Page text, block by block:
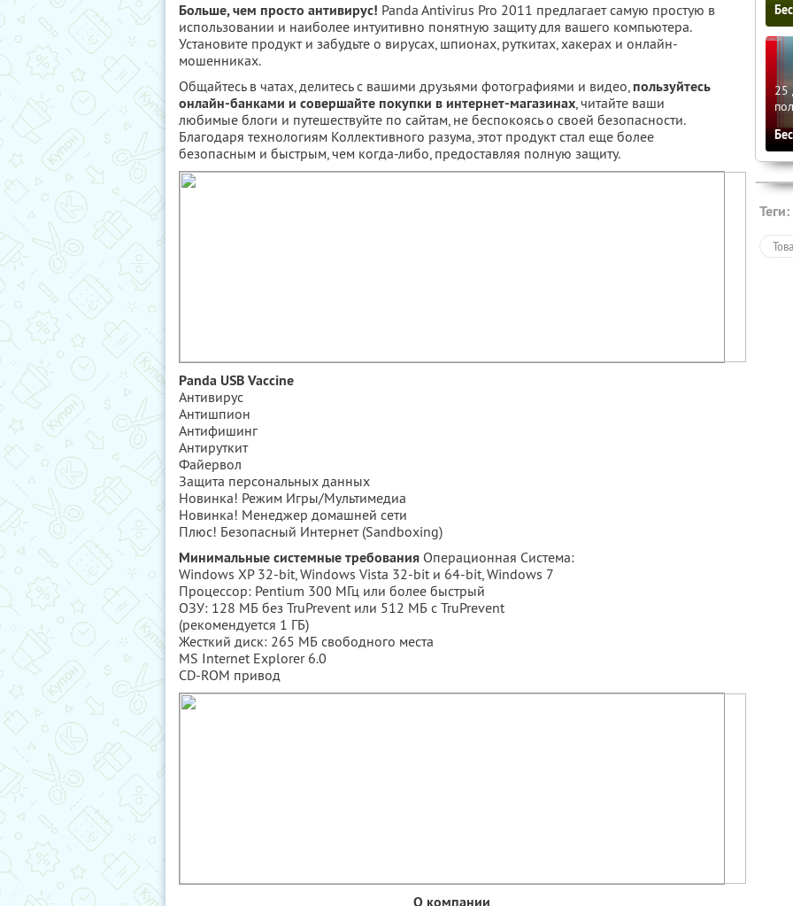
Больше, чем просто антивирус! Panda Antivirus Pro 2011 предлагает самую простую в
использовании и наиболее интуитивно понятную защиту для вашего компьютера.
Установите продукт и забудьте о вирусах, шпионах, руткитах, хакерах и онлайн-
мошенниках.
Общайтесь в чатах, делитесь с вашими друзьями фотографиями и видео, пользуйтесь
онлайн-банками и совершайте покупки в интернет-магазинах, читайте ваши
любимые блоги и путешествуйте по сайтам, не беспокоясь о своей безопасности.
Благодаря технологиям Коллективного разума, этот продукт стал еще более
безопасным и быстрым, чем когда-либо, предоставляя полную защиту.
Panda USB Vaccine
Антивирус
Антишпион
Антифишинг
Антируткит
Файервол
Защита персональных данных
Новинка! Режим Игры/Мультимедиа
Новинка! Менеджер домашней сети
Плюс! Безопасный Интернет (Sandboxing)
Минимальные системные требования Операционная Система:
Windows XP 32-bit, Windows Vista 32-bit и 64-bit, Windows 7
Процессор: Pentium 300 MГц или более быстрый
ОЗУ: 128 MБ без TruPrevent или 512 MБ с TruPrevent
(рекомендуется 1 ГБ)
Жесткий диск: 265 МБ свободного места
MS Internet Explorer 6.0
CD-ROM привод
О компании
25
Теги: